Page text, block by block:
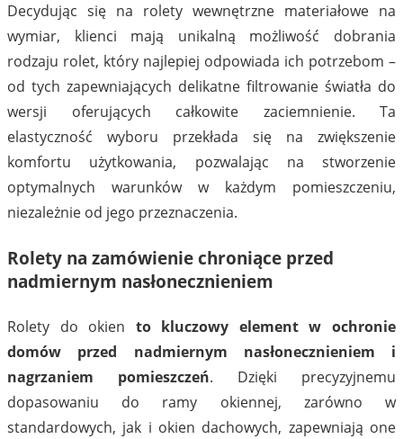
Decydując się na rolety wewnętrzne materiałowe na
wymiar, klienci mają unikalną możliwość dobrania
rodzaju rolet, który najlepiej odpowiada ich potrzebom –
od tych zapewniających delikatne filtrowanie światła do
wersji oferujących całkowite zaciemnienie. Ta
elastyczność wyboru przekłada się na zwiększenie
komfortu użytkowania, pozwalając na stworzenie
optymalnych warunków w każdym pomieszczeniu,
niezależnie od jego przeznaczenia.
Rolety na zamówienie chroniące przed
nadmiernym nasłonecznieniem
Rolety do okien to kluczowy element w ochronie
domów przed nadmiernym nasłonecznieniem i
nagrzaniem pomieszczeń. Dzięki precyzyjnemu
dopasowaniu do ramy okiennej, zarówno w
standardowych, jak i okien dachowych, zapewniają one